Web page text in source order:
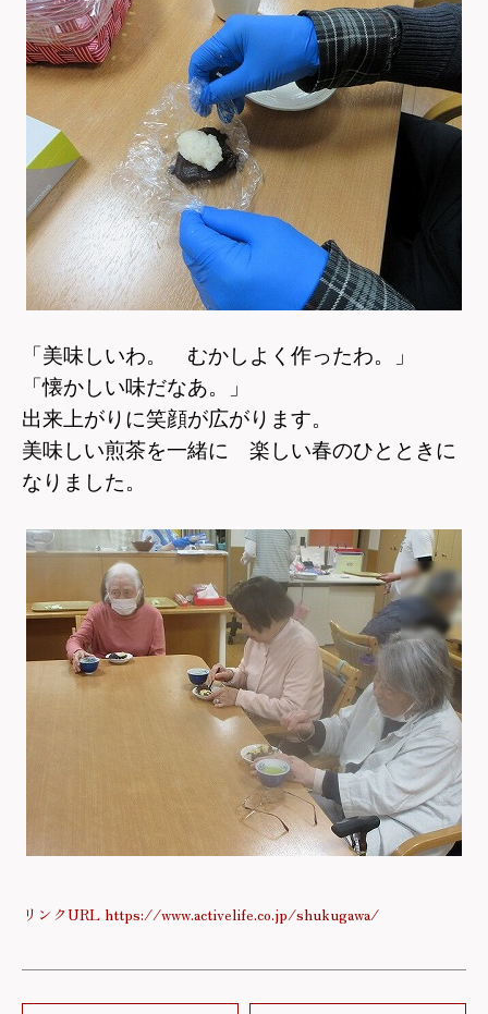
「美味しいわ。 むかしよく作ったわ。」
「懐かしい味だなあ。」
出来上がりに笑顔が広がります。
美味しい煎茶を一緒に 楽しい春のひとときに
なりました。
リンクURL https://www.activelife.co.jp/shukugawa/